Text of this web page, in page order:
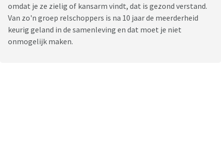
omdat je ze zielig of kansarm vindt, dat is gezond verstand.
Van zo'n groep relschoppers is na 10 jaar de meerderheid
keurig geland in de samenleving en dat moet je niet
onmogelijk maken.